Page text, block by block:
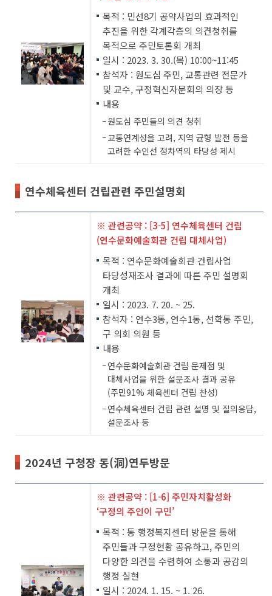
목적 : 민선8기 공약사업의 효과적인
추진을 위한 각계각층의 의견청취를
목적으로 주민토론회 개최
일시 : 2023. 3. 30.(목) 10:00~11:45
참석자 : 원도심 주민, 교통관련 전문가
및 교수, 구정혁신자문회의 의장 등
내용
원도심 주민들의 의견 청취
교통연계성을 고려, 지역 균형 발전 등을
고려한 수인선 정차역의 타당성 제시
연수체육센터 건립관련 주민설명회
※ 관련공약 : [3-5] 연수체육센터 건립
(연수문화예술회관 건립 대체사업)
목적 : 연수문화예술회관 건립사업
타당성재조사 결과에 따른 주민 설명회
개최
일시 : 2023. 7. 20. ~ 25.
참석자 : 연수3동, 연수1동, 선학동 주민,
구 의회 의원 등
내용
연수문화예술회관 건립 문제점 및
대체사업을 위한 설문조사 결과 공유
(주민91% 체육센터 건립 찬성)
연수체육센터 건립 관련 설명 및 질의응답,
설문조사 등
2024년 구청장 동(洞)연두방문
※ 관련공약 : [1-6] 주민자치활성화
‘구정의 주인이 구민’
목적 : 동 행정복지센터 방문을 통해
주민들과 구정현황 공유하고, 주민의
다양한 의견을 수렴하여 소통과 공감의
행정 실현
일시 : 2024. 1. 15. ~ 1. 26.